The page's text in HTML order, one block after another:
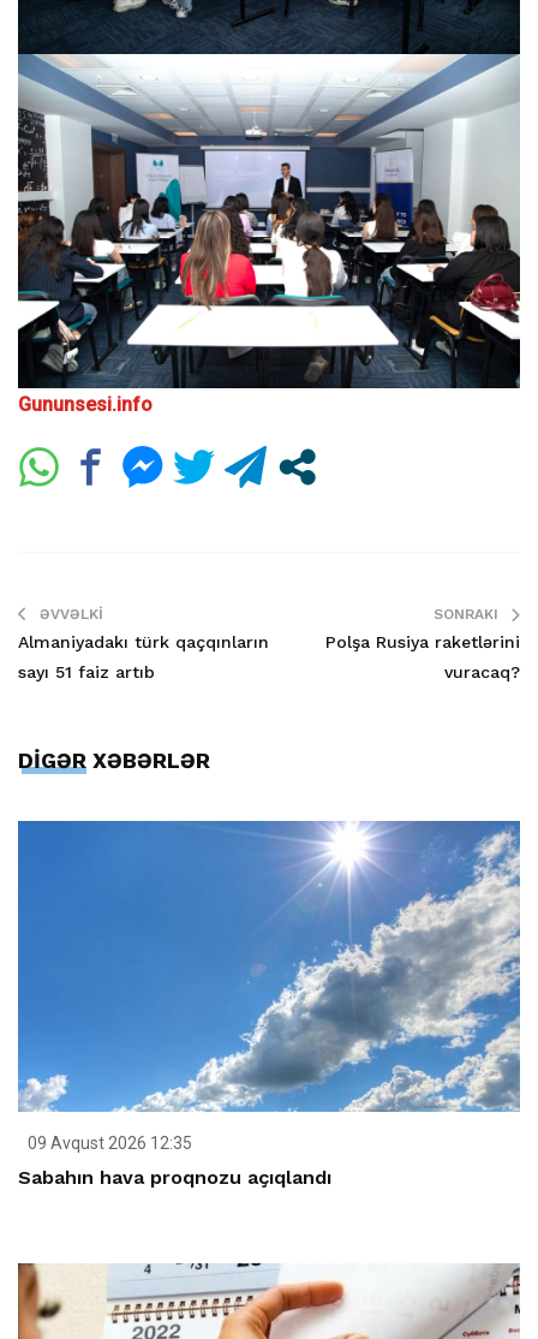
Gununsesi.info
ƏVVƏLKI
Almaniyadakı türk qaçqınların
sayı 51 faiz artıb
SONRAKI
Polşa Rusiya raketlərini
vuracaq?
DİGƏR XƏBƏRLƏR
09 Avqust 2026 12:35
Sabahın hava proqnozu açıqlandı